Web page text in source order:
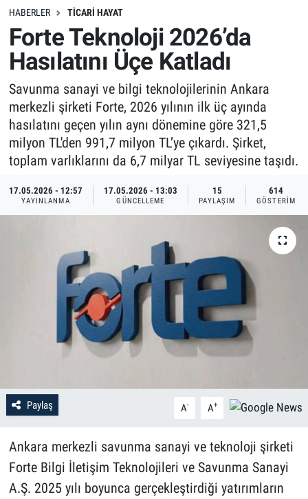
HABERLER TICARI HAYAT
Forte Teknoloji 2026’da
Hasılatını Üçe Katladı
Savunma sanayi ve bilgi teknolojilerinin Ankara
merkezli şirketi Forte, 2026 yılının ilk üç ayında
hasılatını geçen yılın aynı dönemine göre 321,5
milyon TL'den 991,7 milyon TL’ye çıkardı. Şirket,
toplam varlıklarını da 6,7 milyar TL seviyesine taşıdı.
17.05.2026 - 12:57
YAYINLANMA
17.05.2026 - 13:03
GÜNCELLEME
15
PAYLAŞIM
614
GÖSTERIM
Paylaş A- A+
Ankara merkezli savunma sanayi ve teknoloji şirketi
Forte Bilgi İletişim Teknolojileri ve Savunma Sanayi
A.Ş. 2025 yılı boyunca gerçekleştirdiği yatırımların